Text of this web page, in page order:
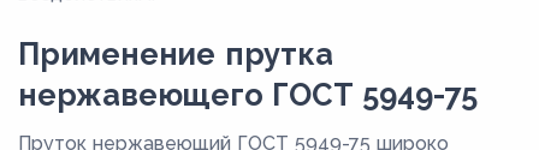
Применение прутка
нержавеющего ГОСТ 5949-75
Пруток нержавеющий ГОСТ 5949-75 широко